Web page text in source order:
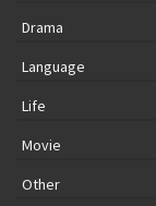
Drama
Language
Life
Movie
Other